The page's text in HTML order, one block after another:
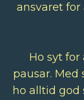
ansvaret
Ho syt
pausar.
ho alltid